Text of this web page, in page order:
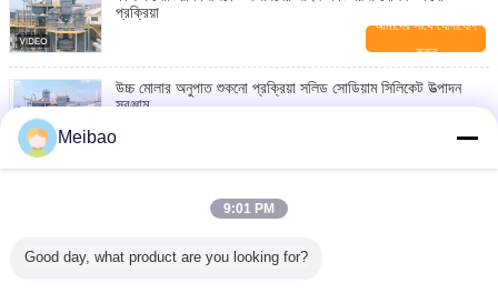
প্রক্রিয়া
আমাদের সাথে যোগাযোগ
করুন
উচ্চ মোলার অনুপাত শুকনো প্রক্রিয়া সলিড সোডিয়াম সিলিকেট উত্পাদন
সরঞ্জাম
এয়ার কুলিং ওয়াটার কুলিং ফাংশন দিয়ে ওয়াটার গ্লাস সোডিয়াম সিলিকেট
Meibao
9:01 PM
Good day, what product are you looking for?